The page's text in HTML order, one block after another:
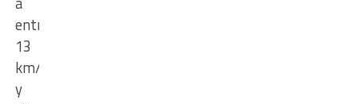
entre
13
km/h
y